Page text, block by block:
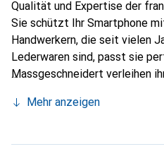
Qualität und Expertise der
Sie schützt Ihr Smartphone
Handwerkern, die seit vielen
Lederwaren sind, passt sie
Massgeschneidert verleihen
Accessoire für Ihr
sichere Wahl für eine
Mehr anzeigen